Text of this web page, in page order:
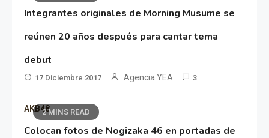
Integrantes originales de Morning Musume se
reúnen 20 años después para cantar tema
debut
17 Diciembre 2017 Agencia YEA 3
2 MINS READ
AKB48
Colocan fotos de Nogizaka 46 en portadas de